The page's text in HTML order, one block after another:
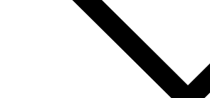
신문공고 #부천신문공고 #광명신문공고
신문공고 #안양신문공고 #의왕신문공고
신문공고 #광주시신문공고 #광주신문공
고 #양평신문공고 #여주신문공고 #이천
고 #수원신문공고 #화성신문공고 #오산
고 #평택신문공고 #안성신문공고 #대부
문공고 #오이도신문공고 #서울신문공고